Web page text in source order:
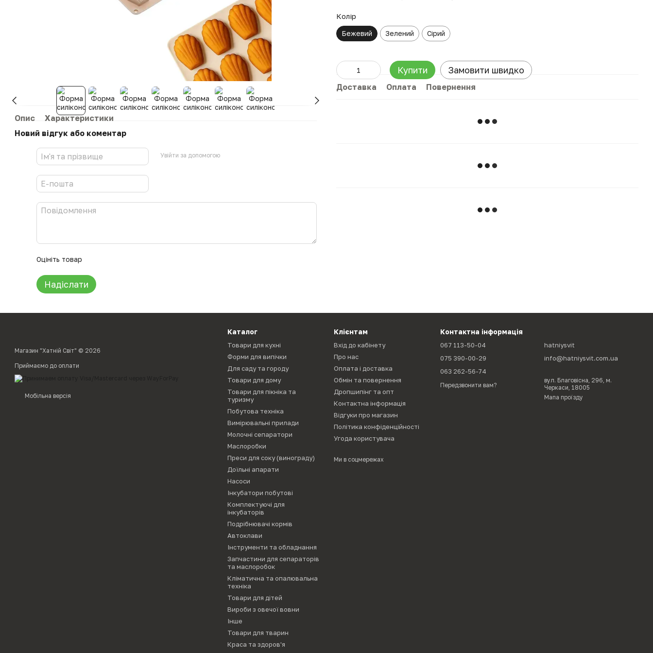
Опис
Характеристики
Новий відгук або коментар
Увійти за допомогою
Оцініть товар
Надіслати
Колір
Бежевий Зелений Сірий
Купити Замовити швидко
Доставка Оплата Повернення
Магазин "Хатній Світ" © 2026
Приймаємо до оплати
Мобільна версія
Каталог
Товари для кухні
Форми для випічки
Для саду та городу
Товари для дому
Товари для пікніка та
туризму
Побутова техніка
Вимірювальні прилади
Молочні сепаратори
Маслоробки
Преси для соку (винограду)
Доїльні апарати
Насоси
Інкубатори побутові
Комплектуючі для
інкубаторів
Подрібнювачі кормів
Автоклави
Інструменти та обладнання
Запчастини для сепараторів
та маслоробок
Кліматична та опалювальна
техніка
Товари для дітей
Вироби з овечої вовни
Інше
Товари для тварин
Краса та здоров'я
Клієнтам
Вхід до кабінету
Про нас
Оплата і доставка
Обмін та повернення
Дропшипінг та опт
Контактна інформація
Відгуки про магазин
Політика конфіденційності
Угода користувача
Ми в соцмережах
Контактна інформація
067 113-50-04
075 390-00-29
063 262-56-74
Передзвонити вам?
hatniysvit
info@hatniysvit.com.ua
вул. Благовісна, 296, м.
Черкаси, 18005
Мапа проїзду